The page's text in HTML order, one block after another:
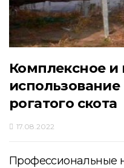
Комплексное
рогатого скота
17.08.2022
Профессиональные